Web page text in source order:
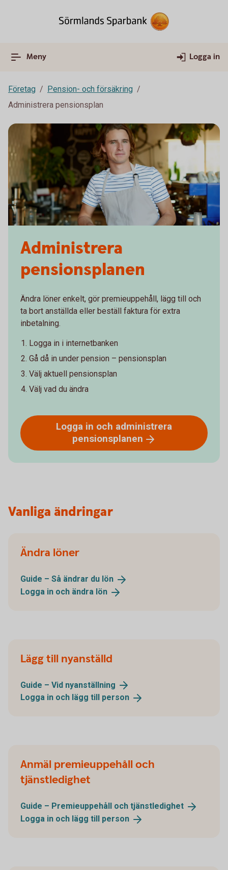
Meny Logga in
Företag
Pension- och försäkring
Administrera pensionsplan
Administrera
pensionsplanen
Ändra löner enkelt, gör premieuppehåll, lägg till och
ta bort anställda eller beställ faktura för extra
inbetalning.
Logga in i internetbanken
Gå då in under pension – pensionsplan
Välj aktuell pensionsplan
Välj vad du ändra
Logga in och administrera
pensionsplanen
Vanliga ändringar
Ändra löner
Guide – Så ändrar du lön
Logga in och ändra lön
Lägg till nyanställd
Guide – Vid nyanställning
Logga in och lägg till person
Anmäl premieuppehåll och
tjänstledighet
Guide – Premieuppehåll och tjänstledighet
Logga in och lägg till person